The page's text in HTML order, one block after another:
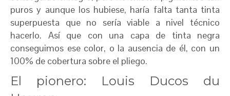
puros y aunque los hubiese, haría falta tanta tinta
superpuesta que no sería viable a nivel técnico
hacerlo. Así que con una capa de tinta negra
conseguimos ese color, o la ausencia de él, con un
100% de cobertura sobre el pliego.
El pionero: Louis Ducos du